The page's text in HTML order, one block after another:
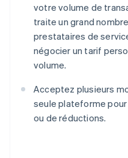
votre volume de
traite un grand
prestataires de
négocier un tarif
volume.
Acceptez plusieurs
seule plateforme
ou de réductions.